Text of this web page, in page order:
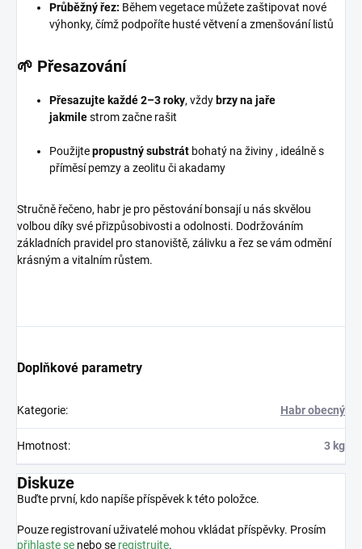
Průběžný řez: Během vegetace můžete zaštipovat nové
výhonky, čímž podpoříte husté větvení a zmenšování listů
🌱 Přesazování
Přesazujte každé 2–3 roky, vždy brzy na jaře
jakmilestrom začne rašit
Použijtepropustný substrát bohatý na živiny, ideálně s
příměsí pemzy a zeolitu či akadamy
Stručně řečeno, habr je pro pěstování bonsají u nás skvělou
volbou díky své přizpůsobivosti a odolnosti. Dodržováním
základních pravidel pro stanoviště, zálivku a řez se vám odmění
krásným a vitalním růstem.
Doplňkové parametry
Kategorie: Habr obecný
Hmotnost: 3 kg
Diskuze
Buďte první, kdo napíše příspěvek k této položce.
Pouze registrovaní uživatelé mohou vkládat příspěvky. Prosím
přihlaste se nebo se registrujte.